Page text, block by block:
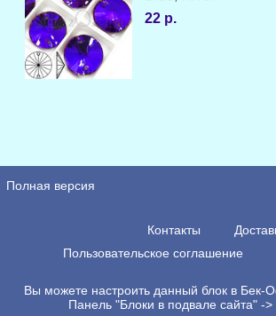
22 р.
Полная версия
Контакты
Пользовательское соглашение
Вы можете настроить данный блок в Бек-
Панель "Блоки в подвале сайта" -